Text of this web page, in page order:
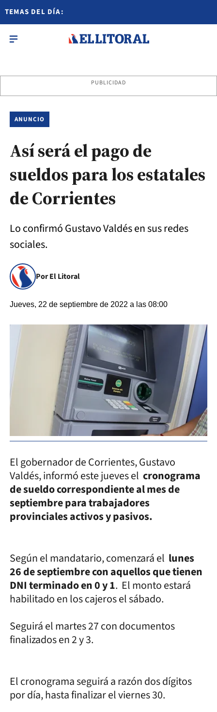
TEMAS DEL DÍA:
PUBLICIDAD
ANUNCIO
Así será el pago de
sueldos para los estatales
de Corrientes
Lo confirmó Gustavo Valdés en sus redes
sociales.
Por El Litoral
Jueves, 22 de septiembre de 2022 a las 08:00
El gobernador de Corrientes, Gustavo
Valdés, informó este jueves el cronograma
de sueldo correspondiente al mes de
septiembre para trabajadores
provinciales activos y pasivos.
Según el mandatario, comenzará el lunes
26 de septiembre con aquellos que tienen
DNI terminado en 0 y 1. El monto estará
habilitado en los cajeros el sábado.
Seguirá el martes 27 con documentos
finalizados en 2 y 3.
El cronograma seguirá a razón dos dígitos
por día, hasta finalizar el viernes 30.